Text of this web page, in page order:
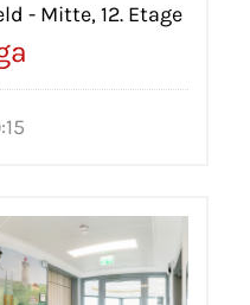
- Mitte, 12. Etage